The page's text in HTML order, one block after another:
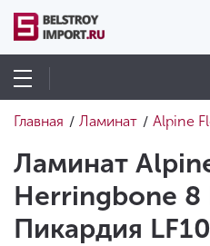
Главная / Ламинат / Alpine
Ламинат
Herringbone 8
Пикардия